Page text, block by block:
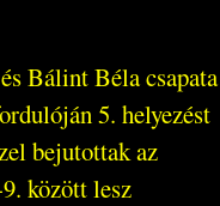
Bálint Béla csapata
5. helyezést
bejutottak az
között lesz